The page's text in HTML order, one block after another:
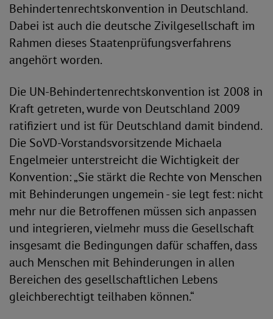
Behindertenrechtskonvention in Deutschland.
Dabei ist auch die deutsche Zivilgesellschaft im
Rahmen dieses Staatenprüfungsverfahrens
angehört worden.
Die UN-Behindertenrechtskonvention ist 2008 in
Kraft getreten, wurde von Deutschland 2009
ratifiziert und ist für Deutschland damit bindend.
Die SoVD-Vorstandsvorsitzende Michaela
Engelmeier unterstreicht die Wichtigkeit der
Konvention: „Sie stärkt die Rechte von Menschen
mit Behinderungen ungemein - sie legt fest: nicht
mehr nur die Betroffenen müssen sich anpassen
und integrieren, vielmehr muss die Gesellschaft
insgesamt die Bedingungen dafür schaffen, dass
auch Menschen mit Behinderungen in allen
Bereichen des gesellschaftlichen Lebens
gleichberechtigt teilhaben können.“